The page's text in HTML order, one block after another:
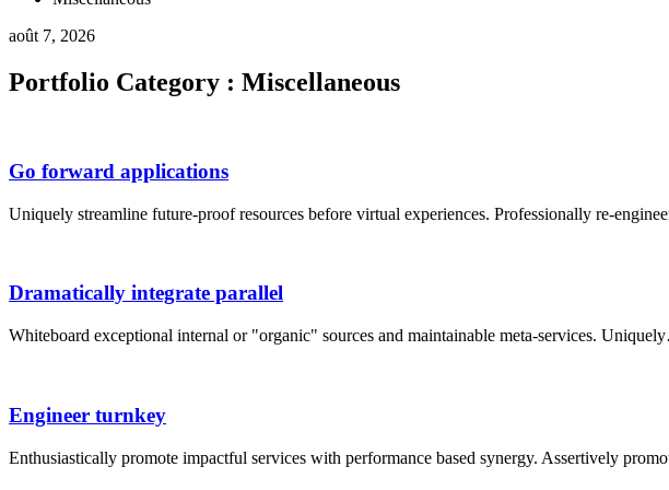
août 7, 2026
Portfolio Category : Miscellaneous
Go forward applications
Uniquely streamline future-proof resources before virtual experiences. Professionally re-
Dramatically integrate parallel
Whiteboard exceptional internal or "organic" sources and maintainable meta-services.
Engineer turnkey
Enthusiastically promote impactful services with performance based synergy. Assertively